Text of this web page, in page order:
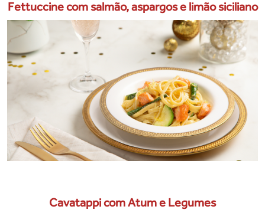
Fettuccine com salmão, aspargos e limão siciliano
Cavatappi com Atum e Legumes